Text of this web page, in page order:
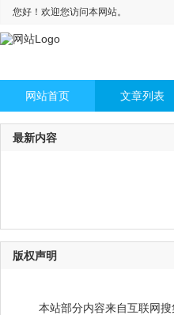
您好！欢迎您访问本网站。
网站首页 文章列表
最新内容
版权声明
本站部分内容来自互联网